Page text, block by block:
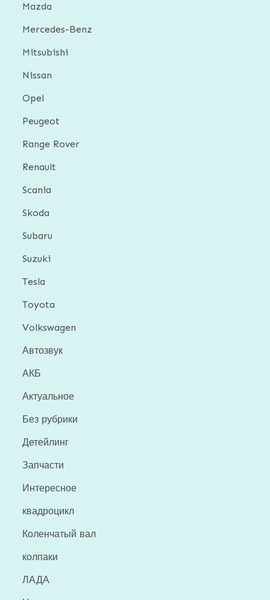
Mazda
Mercedes-Benz
Mitsubishi
Nissan
Opel
Peugeot
Range Rover
Renault
Scania
Skoda
Subaru
Suzuki
Tesla
Toyota
Volkswagen
Автозвук
АКБ
Актуальное
Без рубрики
Детейлинг
Запчасти
Интересное
квадроцикл
Коленчатый вал
колпаки
ЛАДА